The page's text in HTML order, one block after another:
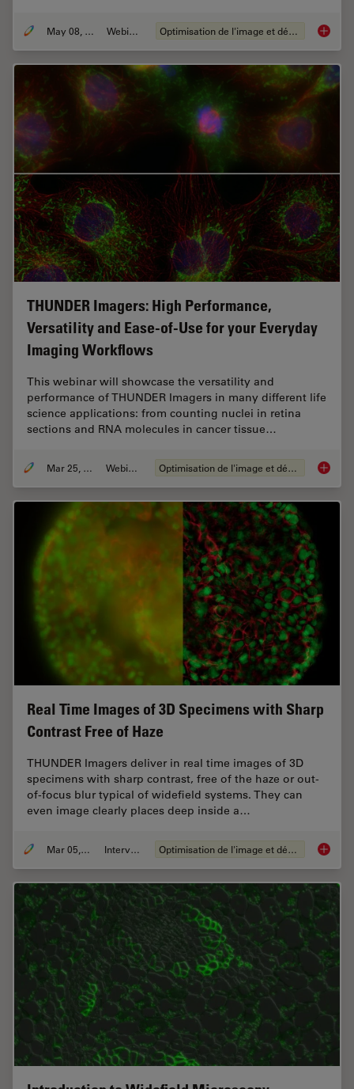
May 08, 2020 Webinaire Optimisation de l'image et déconvolution
THUNDER Imagers: High Performance,
Versatility and Ease-of-Use for your Everyday
Imaging Workflows
This webinar will showcase the versatility and
performance of THUNDER Imagers in many different life
science applications: from counting nuclei in retina
sections and RNA molecules in cancer tissue…
Mar 25, 2020 Webinaire Optimisation de l'image et déconvolution
Real Time Images of 3D Specimens with Sharp
Contrast Free of Haze
THUNDER Imagers deliver in real time images of 3D
specimens with sharp contrast, free of the haze or out-
of-focus blur typical of widefield systems. They can
even image clearly places deep inside a…
Mar 05, 2019 Interviews Optimisation de l'image et déconvolution Real